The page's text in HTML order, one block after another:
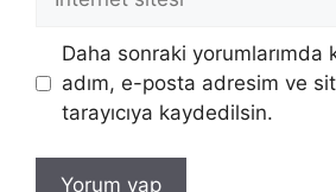
sitesi
Daha sonraki yorumlarımda
adım, e-posta adresim ve
tarayıcıya kaydedilsin.